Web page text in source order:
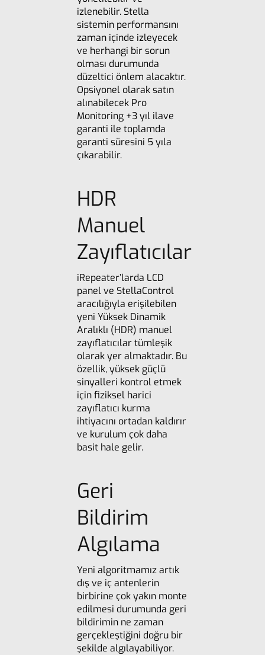
izlenebilir. Stella
sistemin performansını
zaman içinde izleyecek
ve herhangi bir sorun
olması durumunda
düzeltici önlem alacaktır.
Opsiyonel olarak satın
alınabilecek Pro
Monitoring +3 yıl ilave
garanti ile toplamda
garanti süresini 5 yıla
çıkarabilir.
HDR
Manuel
Zayıflatıcılar
iRepeater’larda LCD
panel ve StellaControl
aracılığıyla erişilebilen
yeni Yüksek Dinamik
Aralıklı (HDR) manuel
zayıflatıcılar tümleşik
olarak yer almaktadır. Bu
özellik, yüksek güçlü
sinyalleri kontrol etmek
için fiziksel harici
zayıflatıcı kurma
ihtiyacını ortadan kaldırır
ve kurulum çok daha
basit hale gelir.
Geri
Bildirim
Algılama
Yeni algoritmamız artık
dış ve iç antenlerin
birbirine çok yakın monte
edilmesi durumunda geri
bildirimin ne zaman
gerçekleştiğini doğru bir
şekilde algılayabiliyor.